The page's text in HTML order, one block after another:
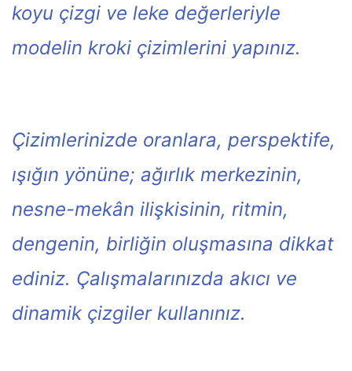
koyu çizgi ve leke değerleriyle
modelin kroki çizimlerini yapınız.
Çizimlerinizde oranlara, perspektife,
ışığın yönüne; ağırlık merkezinin,
nesne-mekân ilişkisinin, ritmin,
dengenin, birliğin oluşmasına dikkat
ediniz. Çalışmalarınızda akıcı ve
dinamik çizgiler kullanınız.